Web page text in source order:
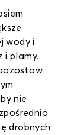
wody i
i plamy.
nie
drobnych